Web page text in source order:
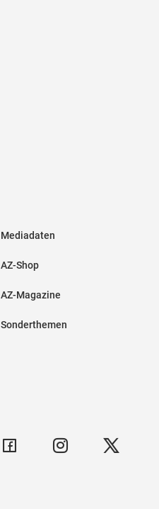
Mediadaten
AZ-Shop
AZ-Magazine
Sonderthemen